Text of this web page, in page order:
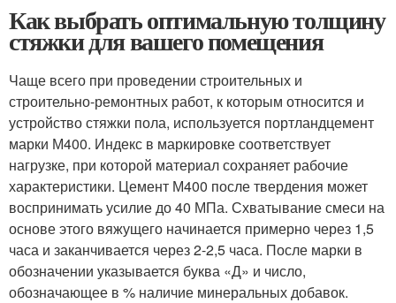
Как выбрать оптимальную толщину
стяжки для вашего помещения
Чаще всего при проведении строительных и
строительно-ремонтных работ, к которым относится и
устройство стяжки пола, используется портландцемент
марки М400. Индекс в маркировке соответствует
нагрузке, при которой материал сохраняет рабочие
характеристики. Цемент М400 после твердения может
воспринимать усилие до 40 МПа. Схватывание смеси на
основе этого вяжущего начинается примерно через 1,5
часа и заканчивается через 2-2,5 часа. После марки в
обозначении указывается буква «Д» и число,
обозначающее в % наличие минеральных добавок.